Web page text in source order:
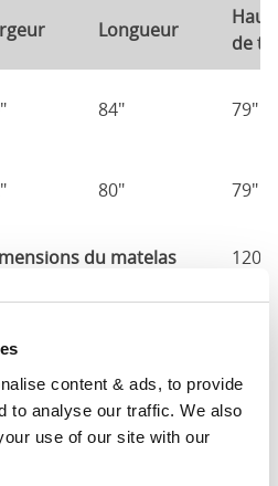
content & ads, to provide
to analyse our traffic. We also
use of our site with our
Longueur
de
84" 79"
80" 79"
du matelas
84" 79"